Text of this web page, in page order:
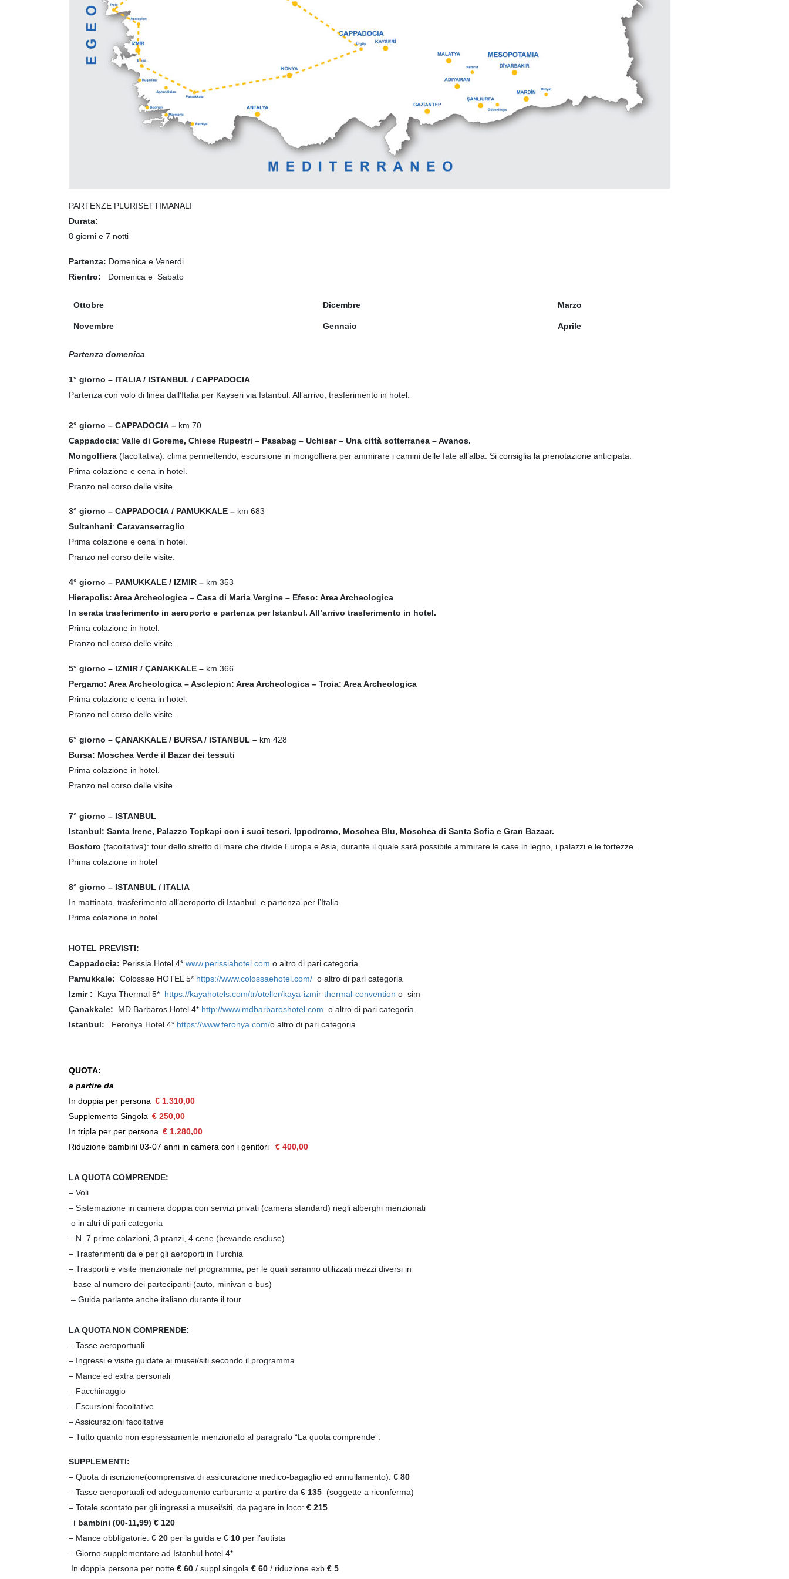
PARTENZE PLURISETTIMANALI
Durata:
8 giorni e 7 notti
Partenza: Domenica e Venerdi
Rientro: Domenica e Sabato
Ottobre Dicembre Marzo
Novembre Gennaio Aprile
Partenza domenica
1° giorno – ITALIA / ISTANBUL / CAPPADOCIA
Partenza con volo di linea dall’Italia per Kayseri via Istanbul. All’arrivo, trasferimento in hotel.
2° giorno – CAPPADOCIA – km 70
Cappadocia: Valle di Goreme, Chiese Rupestri – Pasabag – Uchisar – Una città sotterranea – Avanos.
Mongolfiera (facoltativa): clima permettendo, escursione in mongolfiera per ammirare i camini delle fate all’alba. Si consiglia la prenotazione anticipata.
Prima colazione e cena in hotel.
Pranzo nel corso delle visite.
3° giorno – CAPPADOCIA / PAMUKKALE – km 683
Sultanhani: Caravanserraglio
Prima colazione e cena in hotel.
Pranzo nel corso delle visite.
4° giorno – PAMUKKALE / IZMIR – km 353
Hierapolis: Area Archeologica – Casa di Maria Vergine – Efeso: Area Archeologica
In serata trasferimento in aeroporto e partenza per Istanbul. All’arrivo trasferimento in hotel.
Prima colazione in hotel.
Pranzo nel corso delle visite.
5° giorno – IZMIR / ÇANAKKALE – km 366
Pergamo: Area Archeologica – Asclepion: Area Archeologica – Troia: Area Archeologica
Prima colazione e cena in hotel.
Pranzo nel corso delle visite.
6° giorno – ÇANAKKALE / BURSA / ISTANBUL – km 428
Bursa: Moschea Verde il Bazar dei tessuti
Prima colazione in hotel.
Pranzo nel corso delle visite.
7° giorno – ISTANBUL
Istanbul: Santa Irene, Palazzo Topkapi con i suoi tesori, Ippodromo, Moschea Blu, Moschea di Santa Sofia e Gran Bazaar.
Bosforo (facoltativa): tour dello stretto di mare che divide Europa e Asia, durante il quale sarà possibile ammirare le case in legno, i palazzi e le fortezze.
Prima colazione in hotel
8° giorno – ISTANBUL / ITALIA
In mattinata, trasferimento all’aeroporto di Istanbul e partenza per l’Italia.
Prima colazione in hotel.
HOTEL PREVISTI:
Cappadocia: Perissia Hotel 4* www.perissiahotel.com o altro di pari categoria
Pamukkale: Colossae HOTEL 5* https://www.colossaehotel.com/ o altro di pari categoria
Izmir : Kaya Thermal 5* https://kayahotels.com/tr/oteller/kaya-izmir-thermal-convention o sim
Çanakkale: MD Barbaros Hotel 4* http://www.mdbarbaroshotel.com o altro di pari categoria
Istanbul: Feronya Hotel 4* https://www.feronya.com/o altro di pari categoria
QUOTA:
a partire da
In doppia per persona € 1.310,00
Supplemento Singola € 250,00
In tripla per per persona € 1.280,00
Riduzione bambini 03-07 anni in camera con i genitori
€ 400,00
LA QUOTA COMPRENDE:
– Voli
– Sistemazione in camera doppia con servizi privati (camera standard) negli alberghi menzionati
o in altri di pari categoria
– N. 7 prime colazioni, 3 pranzi, 4 cene (bevande escluse)
– Trasferimenti da e per gli aeroporti in Turchia
– Trasporti e visite menzionate nel programma, per le quali saranno utilizzati mezzi diversi in
base al numero dei partecipanti (auto, minivan o bus)
– Guida parlante anche italiano durante il tour
LA QUOTA NON COMPRENDE:
– Tasse aeroportuali
– Ingressi e visite guidate ai musei/siti secondo il programma
– Mance ed extra personali
– Facchinaggio
– Escursioni facoltative
– Assicurazioni facoltative
– Tutto quanto non espressamente menzionato al paragrafo “La quota comprende”.
SUPPLEMENTI:
– Quota di iscrizione(comprensiva di assicurazione medico-bagaglio ed annullamento): € 80
– Tasse aeroportuali ed adeguamento carburante a partire da € 135 (soggette a riconferma)
– Totale scontato per gli ingressi a musei/siti, da pagare in loco: € 215
i bambini (00-11,99) € 120
– Mance obbligatorie: € 20 per la guida e € 10 per l’autista
– Giorno supplementare ad Istanbul hotel 4*
In doppia persona per notte € 60 / suppl singola € 60 / riduzione exb € 5